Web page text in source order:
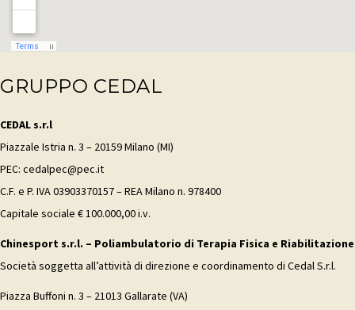
GRUPPO CEDAL
CEDAL s.r.l
Piazzale Istria n. 3 – 20159 Milano (MI)
PEC: cedalpec@pec.it
C.F. e P. IVA 03903370157 – REA Milano n. 978400
Capitale sociale € 100.000,00 i.v.
Chinesport s.r.l. – Poliambulatorio di Terapia Fisica e
Società soggetta all’attività di direzione e coordinamento di Cedal S.r.l.
Piazza Buffoni n. 3 – 21013 Gallarate (VA)